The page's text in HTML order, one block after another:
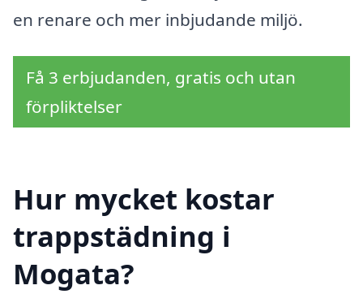
en renare och mer inbjudande miljö.
Få 3 erbjudanden, gratis och utan
förpliktelser
Hur mycket kostar
trappstädning i
Mogata?